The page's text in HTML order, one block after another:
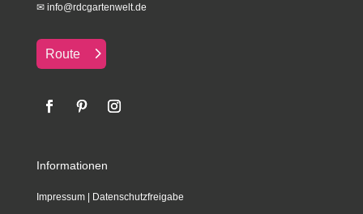
✉ info@rdcgartenwelt.de
Route
Informationen
Impressum| Datenschutzfreigabe